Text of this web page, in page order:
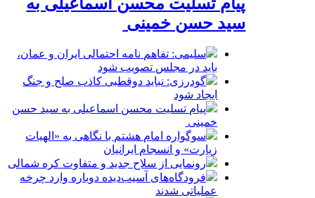
سید حسن خمینی
سلیمی: تفاهم نامه احتمالی ایران و عمان،
باید در مجلس تصویب شود
گودرزی: نباید دوقطبی کاذب صلح و جنگ
ایجاد شود
پیام تسلیت محسن اسماعیلی به سید حسن
خمینی
سوگواره امام هشتم با نگاهی به «الهیات
زیارت» و انسجام ایرانیان
رونمایی از سلاح جدید و متفاوت کره شمالی
فرودگاه‌های آسیب‌دیده دوباره وارد چرخه
عملیاتی شدند